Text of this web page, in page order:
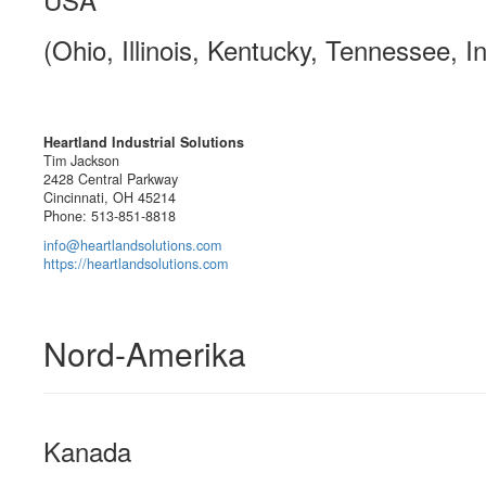
(Ohio, Illinois, Kentucky, Tennessee,
Heartland Industrial Solutions
Tim Jackson
2428 Central Parkway
Cincinnati, OH 45214
Phone: 513-851-8818
info@heartlandsolutions.com
https://heartlandsolutions.com
Nord-Amerika
Kanada